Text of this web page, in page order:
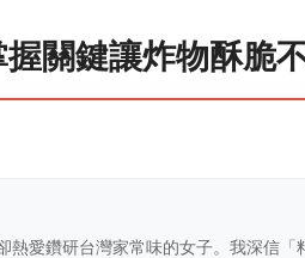
關鍵讓炸物酥脆
熱愛鑽研台灣家常味的女子。我深信「